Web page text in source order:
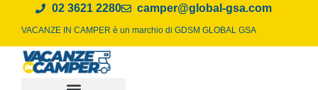
02 3621 2280 camper@global-gsa.com
VACANZE IN CAMPER è un marchio di GDSM GLOBAL GSA